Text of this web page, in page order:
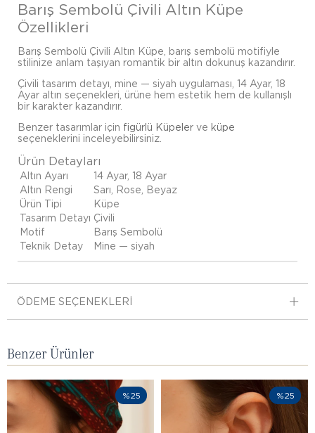
Barış Sembolü Çivili Altın Küpe
Özellikleri
Barış Sembolü Çivili Altın Küpe, barış sembolü motifiyle
stilinize anlam taşıyan romantik bir altın dokunuş kazandırır.
Çivili tasarım detayı, mine — siyah uygulaması, 14 Ayar, 18
Ayar altın seçenekleri, ürüne hem estetik hem de kullanışlı
bir karakter kazandırır.
Benzer tasarımlar için figürlü Küpeler ve küpe
seçeneklerini inceleyebilirsiniz.
Ürün Detayları
Altın Ayarı
14 Ayar, 18 Ayar
Altın Rengi
Sarı, Rose, Beyaz
Ürün Tipi
Küpe
Tasarım Detayı Çivili
Motif
Barış Sembolü
Teknik Detay
Mine — siyah
ÖDEME SEÇENEKLERI
Benzer Ürünler
%25 %25